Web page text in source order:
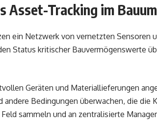
Asset-Tracking im
ein Netzwerk von vernetzten Sensoren
Status kritischer Bauvermögenswerte
Geräten und Materiallieferungen
Bedingungen überwachen, die die
sammeln und an zentralisierte